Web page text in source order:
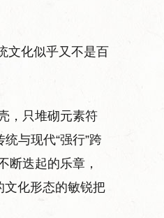
文化似乎又不是百
，只堆砌元素符
与现代“强行”跨
断迭起的乐章，
文化形态的敏锐把